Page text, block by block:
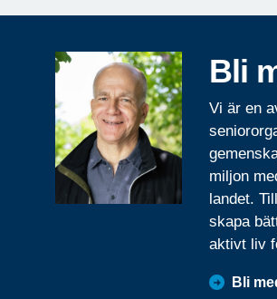
Bli
Vi är en
miljon
landet.
skapa
aktivt liv
Bli